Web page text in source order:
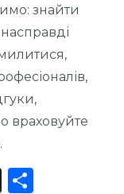
знайти
враховуйте
X